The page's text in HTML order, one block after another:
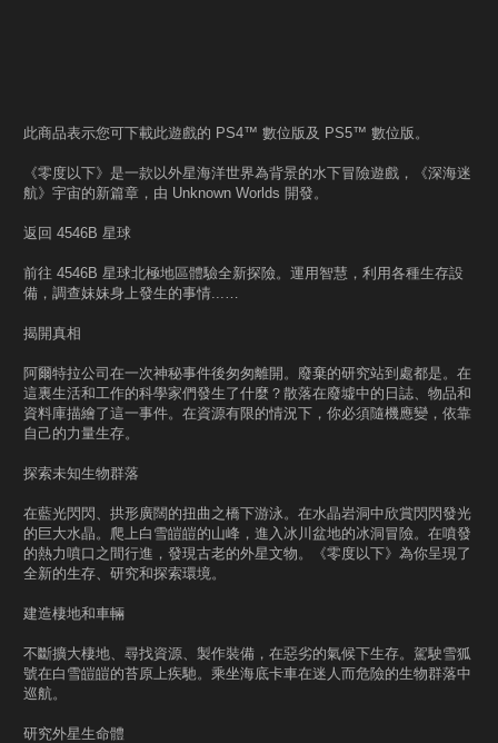
此商品表示您可下載此遊戲的 PS4™ 數位版及 PS5™ 數位版。
《零度以下》是一款以外星海洋世界為背景的水下冒險遊戲，《深海迷
航》宇宙的新篇章，由 Unknown Worlds 開發。
返回 4546B 星球
前往 4546B 星球北極地區體驗全新探險。運用智慧，利用各種生存設
備，調查妹妹身上發生的事情...…
揭開真相
阿爾特拉公司在一次神秘事件後匆匆離開。廢棄的研究站到處都是。在
這裏生活和工作的科學家們發生了什麼？散落在廢墟中的日誌、物品和
資料庫描繪了這一事件。在資源有限的情況下，你必須隨機應變，依靠
自己的力量生存。
探索未知生物群落
在藍光閃閃、拱形廣闊的扭曲之橋下游泳。在水晶岩洞中欣賞閃閃發光
的巨大水晶。爬上白雪皚皚的山峰，進入冰川盆地的冰洞冒險。在噴發
的熱力噴口之間行進，發現古老的外星文物。《零度以下》為你呈現了
全新的生存、研究和探索環境。
建造棲地和車輛
不斷擴大棲地、尋找資源、製作裝備，在惡劣的氣候下生存。駕駛雪狐
號在白雪皚皚的苔原上疾馳。乘坐海底卡車在迷人而危險的生物群落中
巡航。
研究外星生命體